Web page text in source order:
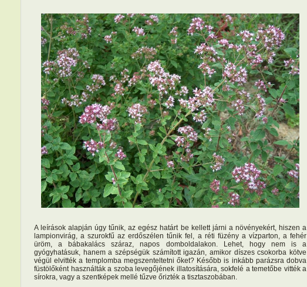
A leírások alapján úgy tűnik, az egész határt be kellett járni a növényekért, hiszen a
lampionvirág, a szurokfű az erdőszélen tűnik fel, a réti füzény a vízparton, a fehér
üröm, a bábakalács száraz, napos domboldalakon. Lehet, hogy nem is a
gyógyhatásuk, hanem a szépségük számított igazán, amikor díszes csokorba kötve
végül elvitték a templomba megszenteltetni őket? Később is inkább parázsra dobva
füstölőként használták a szoba levegőjének illatosítására, sokfelé a temetőbe vitték a
sírokra, vagy a szentképek mellé tűzve őrizték a tisztaszobában.